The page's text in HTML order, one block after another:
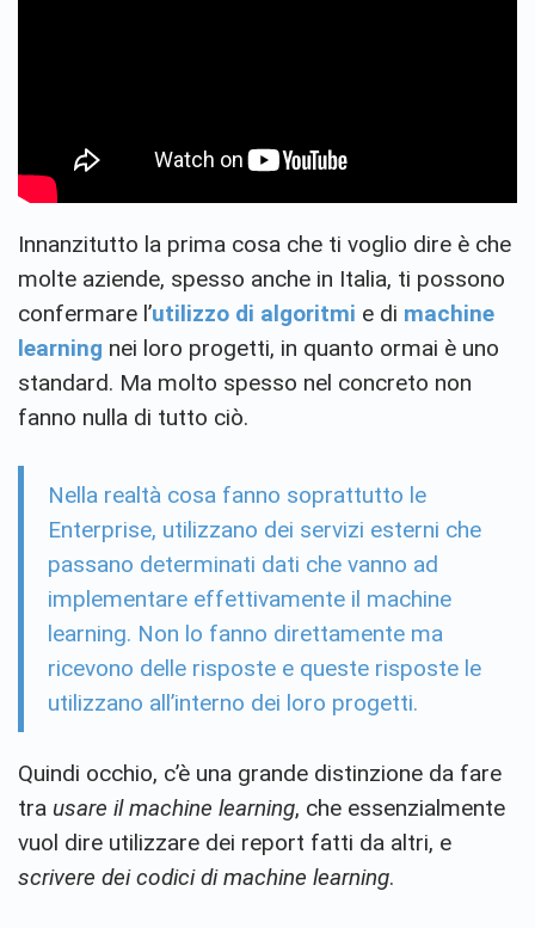
Innanzitutto la prima cosa che ti voglio dire è che
molte aziende, spesso anche in Italia, ti possono
confermare l’utilizzo di algoritmi e di machine
learning nei loro progetti, in quanto ormai è uno
standard. Ma molto spesso nel concreto non
fanno nulla di tutto ciò.
Nella realtà cosa fanno soprattutto le
Enterprise, utilizzano dei servizi esterni che
passano determinati dati che vanno ad
implementare effettivamente il machine
learning. Non lo fanno direttamente ma
ricevono delle risposte e queste risposte le
utilizzano all’interno dei loro progetti.
Quindi occhio, c’è una grande distinzione da fare
tra usare il machine learning, che essenzialmente
vuol dire utilizzare dei report fatti da altri, e
scrivere dei codici di machine learning.